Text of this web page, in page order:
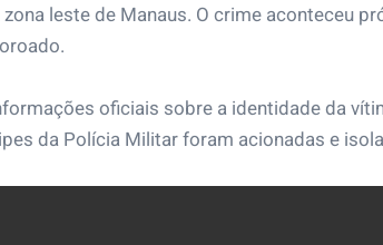
leste de Manaus. O crime aconteceu
oficiais sobre a identidade da
da Polícia Militar foram acionadas e